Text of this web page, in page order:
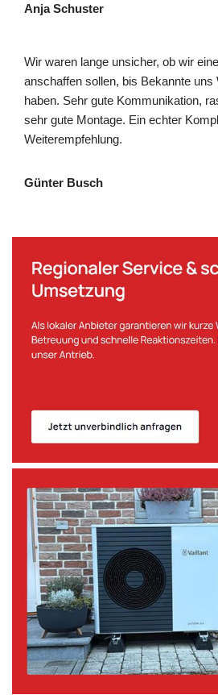
Anja Schuster
Wir waren lange unsicher, ob wir
anschaffen sollen, bis Bekannte uns
haben. Sehr gute Kommunikation,
sehr gute Montage. Ein echter
Weiterempfehlung.
Günter Busch